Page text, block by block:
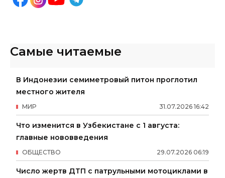
Самые читаемые
В Индонезии семиметровый питон проглотил
местного жителя
31.07.2026 16:42
МИР
Что изменится в Узбекистане с 1 августа:
главные нововведения
29.07.2026 06:19
ОБЩЕСТВО
Число жертв ДТП с патрульными мотоциклами в